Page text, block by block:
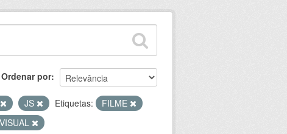
Ordenar por
JS Etiquetas:
FILME